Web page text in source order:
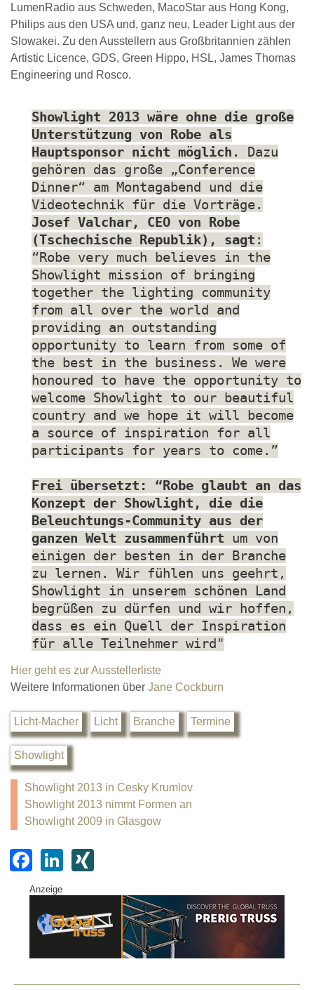
LumenRadio aus Schweden, MacoStar aus Hong Kong,
Philips aus den USA und, ganz neu, Leader Light aus der
Slowakei. Zu den Ausstellern aus Großbritannien zählen
Artistic Licence, GDS, Green Hippo, HSL, James Thomas
Engineering und Rosco.
Showlight 2013 wäre ohne die große
Unterstützung von Robe als
Hauptsponsor nicht möglich.
Dazu
gehören das große „Conference
Dinner“ am Montagabend und die
Videotechnik für die Vorträge.
Josef Valchar, CEO von Robe
(Tschechische Republik), sagt :
“Robe very much believes in the
Showlight mission of bringing
together the lighting community
from all over the world and
providing an outstanding
opportunity to learn from some of
the best in the business. We were
honoured to have the opportunity to
welcome Showlight to our beautiful
country and we hope it will become
a source of inspiration for all
participants for years to come.”
Frei übersetzt: “Robe glaubt an das
Konzept der Showlight, die die
Beleuchtungs-Community aus der
ganzen Welt zusammenführt um von
einigen der besten in der Branche
zu lernen. Wir fühlen uns geehrt,
Showlight in unserem schönen Land
begrüßen zu dürfen und wir hoffen,
dass es ein Quell der Inspiration
für alle Teilnehmer wird"
Hier geht es zur Ausstellerliste
Weitere Informationen über Jane Cockburn
Licht-Macher Licht Branche Termine
Showlight
Showlight 2013 in Cesky Krumlov
Showlight 2013 nimmt Formen an
Showlight 2009 in Glasgow
F
a
c
e
Li
k
e
G
Anzeige